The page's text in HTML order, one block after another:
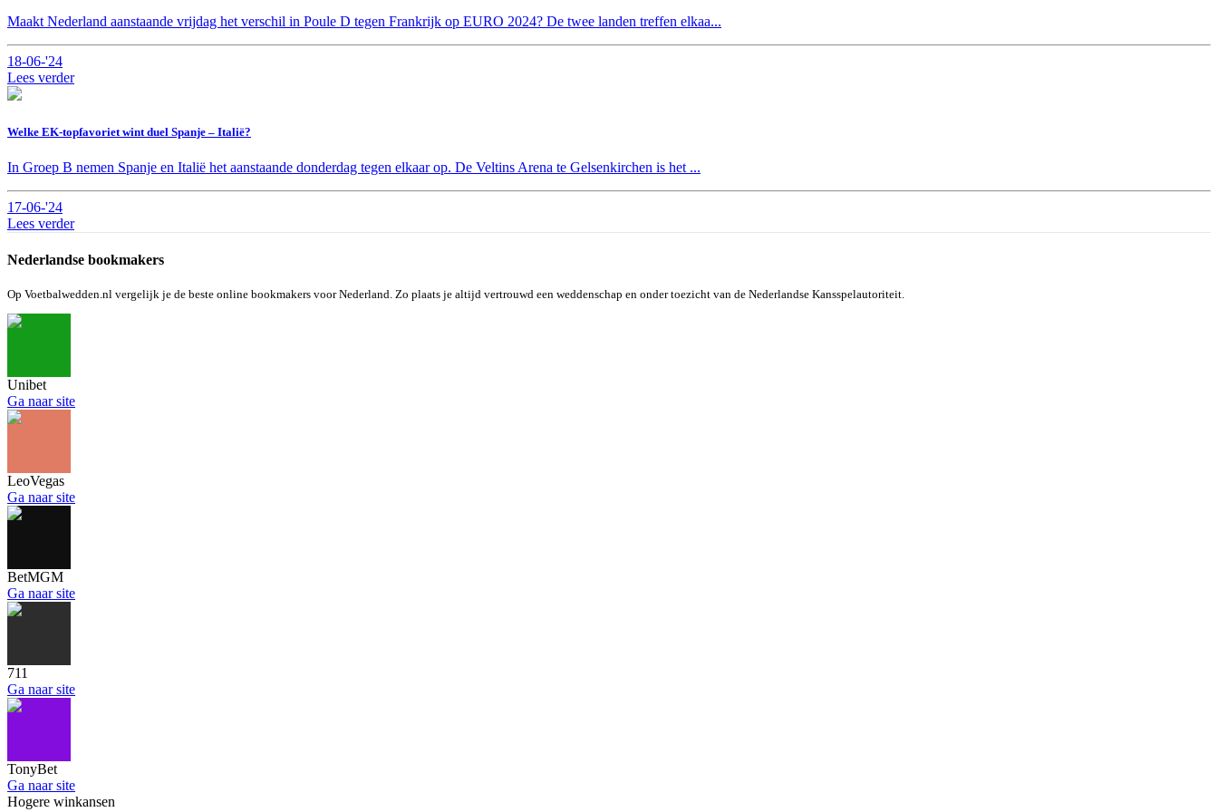
Maakt Nederland aanstaande vrijdag het verschil in Poule D tegen Frankrijk op EURO 2024? De twee landen treffen elkaa...
18-06-'24
Lees verder
Welke EK-topfavoriet wint duel Spanje – Italië?
In Groep B nemen Spanje en Italië het aanstaande donderdag tegen elkaar op. De Veltins Arena te Gelsenkirchen is het ...
17-06-'24
Lees verder
Nederlandse bookmakers
Op Voetbalwedden.nl vergelijk je de beste online bookmakers voor Nederland. Zo plaats je altijd vertrouwd een weddenschap en onder toezicht van de Nederlandse Kansspelautoriteit.
Unibet
Ga naar site
LeoVegas
Ga naar site
BetMGM
Ga naar site
711
Ga naar site
TonyBet
Ga naar site
Hogere winkansen